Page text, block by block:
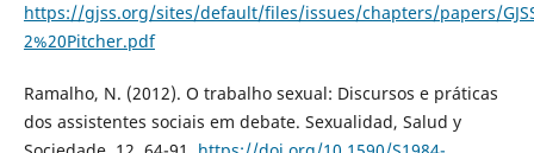
https://gjss.org/sites/default/files/issues/chapters/papers/
2%20Pitcher.pdf
Ramalho, N. (2012). O trabalho sexual: Discursos e práticas
dos assistentes sociais em debate. Sexualidad, Salud y